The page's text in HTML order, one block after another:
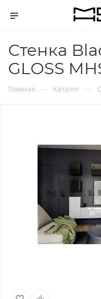
Стенка
GLOSS
Главная — Каталог —